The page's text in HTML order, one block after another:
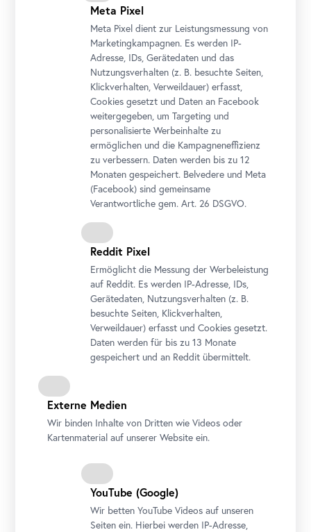
Katrina Daschner, Pomp (still), 2020
© Katrina Daschner / Belvedere, Wien
© Belvedere, Wien
Die hier angebotenen Texte und Bilder sind
urheberrechtlich geschützt und stehen ausschließlich
für aktuelle Berichterstattung über die genannten
Presseabteilung bezüglich der entsprechenden
Bildrechte. Für jede weitere Nutzung oder Weitergabe
holen Sie bitte die schriftliche Zustimmung des
Presseteams ein.
Meta Pixel
Meta Pixel dient zur Leistungsmessung von
Marketingkampagnen. Es werden IP-
Adresse, IDs, Gerätedaten und das
Nutzungsverhalten (z. B. besuchte Seiten,
Klickverhalten, Verweildauer) erfasst,
Cookies gesetzt und Daten an Facebook
weitergegeben, um Targeting und
personalisierte Werbeinhalte zu
ermöglichen und die Kampagneneffizienz
zu verbessern. Daten werden bis zu 12
Monaten gespeichert. Belvedere und Meta
(Facebook) sind gemeinsame
Verantwortliche gem.Art. 26 DSGVO.
Reddit Pixel
Ermöglicht die Messung der Werbeleistung
auf Reddit. Es werden IP-Adresse, IDs,
Gerätedaten, Nutzungsverhalten (z. B.
besuchte Seiten, Klickverhalten,
Verweildauer) erfasst und Cookies gesetzt.
Daten werden für bis zu 13 Monate
gespeichert und an Reddit übermittelt.
Externe Medien
Wir binden Inhalte von Dritten wie Videos oder
Kartenmaterial auf unserer Website ein.
YouTube (Google)
Wir bettenYouTube Videos auf unseren
Seiten ein. Hierbei werden IP-Adresse,